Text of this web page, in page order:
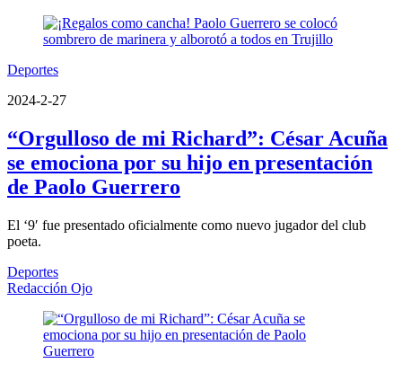
Deportes
2024-2-27
“Orgulloso de mi Richard”: César Acuña
se emociona por su hijo en presentación
de Paolo Guerrero
El ‘9′ fue presentado oficialmente como nuevo jugador del club
poeta.
Deportes
Redacción Ojo